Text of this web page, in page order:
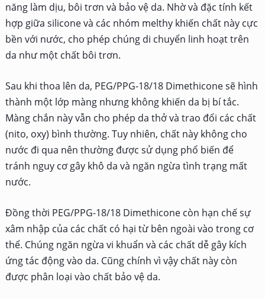
năng làm dịu, bôi trơn và bảo vệ da. Nhờ và đặc tính kết
hợp giữa silicone và các nhóm melthy khiến chất này cực
bền với nước, cho phép chúng di chuyển linh hoạt trên
da như một chất bôi trơn.
Sau khi thoa lên da, PEG/PPG-18/18 Dimethicone sẽ hình
thành một lớp màng nhưng không khiến da bị bí tắc.
Màng chắn này vẫn cho phép da thở và trao đổi các chất
(nito, oxy) bình thường. Tuy nhiên, chất này không cho
nước đi qua nên thường được sử dụng phổ biến để
tránh nguy cơ gây khô da và ngăn ngừa tình trạng mất
nước.
Đồng thời PEG/PPG-18/18 Dimethicone còn hạn chế sự
xâm nhập của các chất có hại từ bên ngoài vào trong cơ
thể. Chúng ngăn ngừa vi khuẩn và các chất dễ gây kích
ứng tác động vào da. Cũng chính vì vậy chất này còn
được phân loại vào chất bảo vệ da.